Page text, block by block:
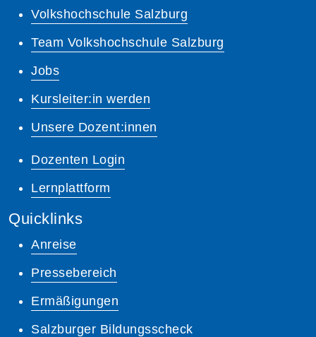
Volkshochschule Salzburg
Team Volkshochschule Salzburg
Jobs
Kursleiter:in werden
Unsere Dozent:innen
Dozenten Login
Lernplattform
Quicklinks
Anreise
Pressebereich
Ermäßigungen
Salzburger Bildungsscheck